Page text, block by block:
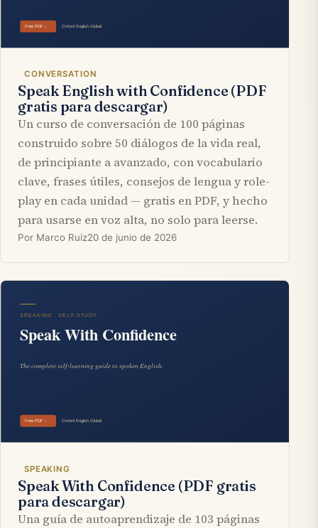
CONVERSATION
Speak English with Confidence (PDF
gratis para descargar)
Un curso de conversación de 100 páginas
construido sobre 50 diálogos de la vida real,
de principiante a avanzado, con vocabulario
clave, frases útiles, consejos de lengua y role-
play en cada unidad — gratis en PDF, y hecho
para usarse en voz alta, no solo para leerse.
Por Marco Ruiz20 de junio de 2026
SPEAKING
Speak With Confidence (PDF gratis
para descargar)
Una guía de autoaprendizaje de 103 páginas